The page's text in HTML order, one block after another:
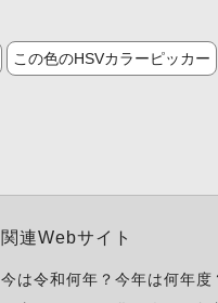
この色のHSVカラーピッカー
関連Webサイト
今は令和何年？今年は何年度